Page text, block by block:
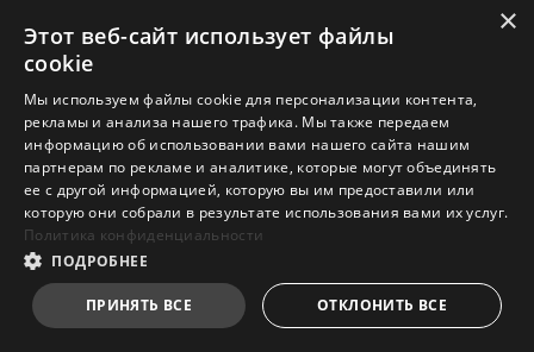
ODD
2.5”
HDD/SSD
3.5”
HDD
M.2
×
Этот веб-сайт использует файлы
cookie
Мы используем файлы cookie для персонализации контента,
рекламы и анализа нашего трафика. Мы также передаем
информацию об использовании вами нашего сайта нашим
партнерам по рекламе и аналитике, которые могут объединять
ее с другой информацией, которую вы им предоставили или
которую они собрали в результате использования вами их услуг.
Политика конфиденциальности
ПОДРОБНЕЕ
ПРИНЯТЬ ВСЕ ОТКЛОНИТЬ ВСЕ